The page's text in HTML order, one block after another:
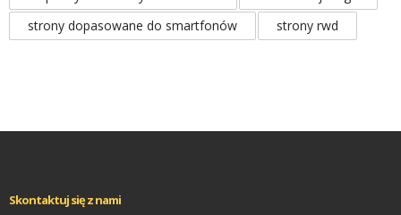
strony dopasowane do smartfonów
strony rwd
Skontaktuj się z nami